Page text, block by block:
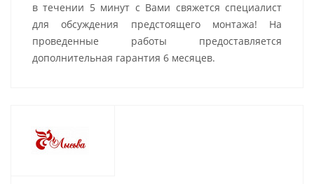
в течении 5 минут с Вами свяжется специалист
для обсуждения предстоящего монтажа! На
проведенные работы предоставляется
дополнительная гарантия 6 месяцев.